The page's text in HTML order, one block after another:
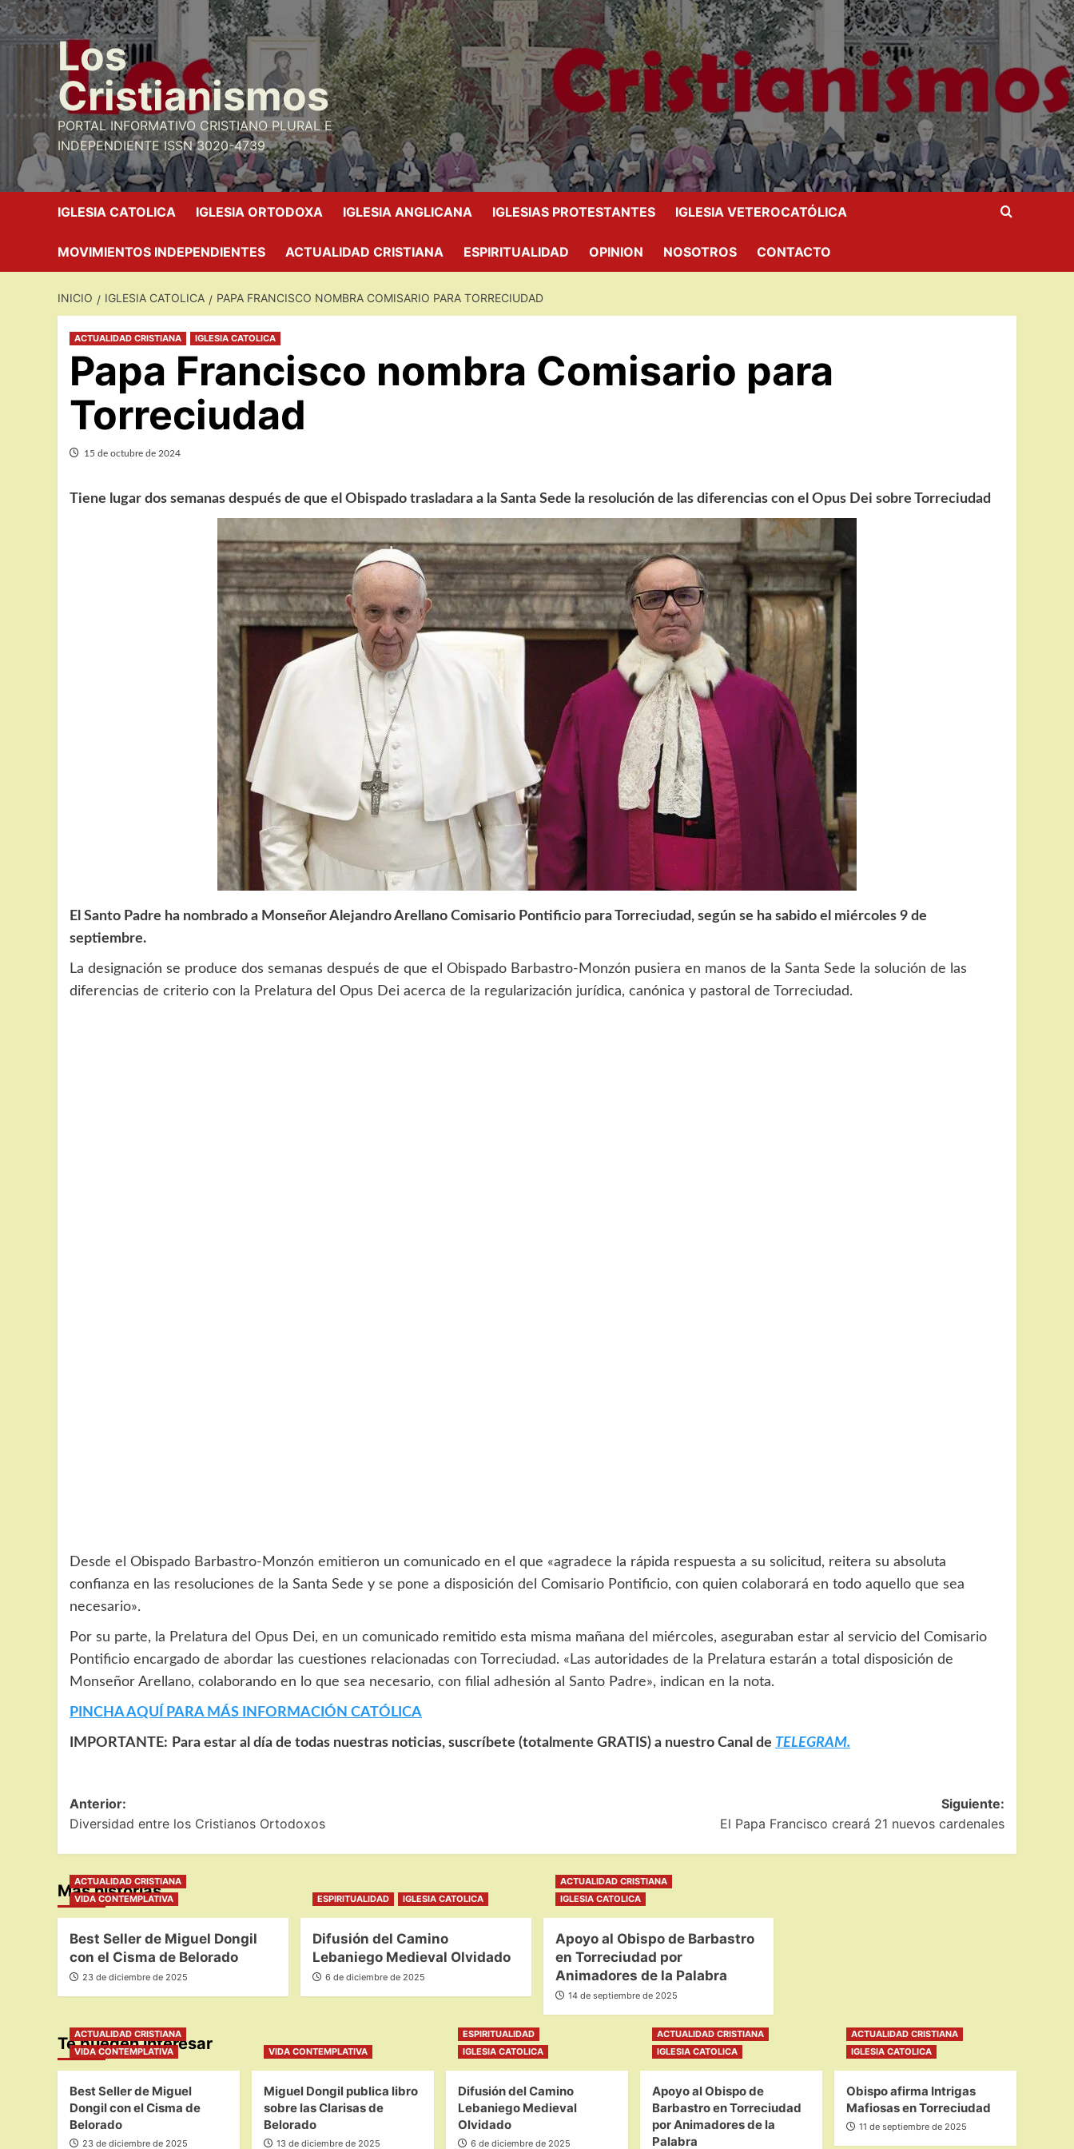
Saltar
al
contenido Los
Cristianismos
PORTAL INFORMATIVO CRISTIANO PLURAL E
INDEPENDIENTE ISSN 3020-4739
IGLESIA CATOLICA IGLESIA ORTODOXA IGLESIA ANGLICANA IGLESIAS PROTESTANTES IGLESIA VETEROCATÓLICA
MOVIMIENTOS INDEPENDIENTES ACTUALIDAD CRISTIANA ESPIRITUALIDAD OPINION NOSOTROS CONTACTO
INICIO IGLESIA CATOLICA PAPA FRANCISCO NOMBRA COMISARIO PARA TORRECIUDAD
ACTUALIDAD CRISTIANA IGLESIA CATOLICA
Papa Francisco nombra Comisario para
Torreciudad
15 de octubre de 2024
Tiene lugar dos semanas después de que el Obispado trasladara a la Santa Sede la resolución de las diferencias con el Opus Dei sobre Torreciudad
El Santo Padre ha nombrado a Monseñor Alejandro Arellano Comisario Pontificio para Torreciudad, según se ha sabido el miércoles 9 de
septiembre.
La designación se produce dos semanas después de que el Obispado Barbastro-Monzón pusiera en manos de la Santa Sede la solución de las
diferencias de criterio con la Prelatura del Opus Dei acerca de la regularización jurídica, canónica y pastoral de Torreciudad.
Desde el Obispado Barbastro-Monzón emitieron un comunicado en el que «agradece la rápida respuesta a su solicitud, reitera su absoluta
confianza en las resoluciones de la Santa Sede y se pone a disposición del Comisario Pontificio, con quien colaborará en todo aquello que sea
necesario».
Por su parte, la Prelatura del Opus Dei, en un comunicado remitido esta misma mañana del miércoles, aseguraban estar al servicio del Comisario
Pontificio encargado de abordar las cuestiones relacionadas con Torreciudad. «Las autoridades de la Prelatura estarán a total disposición de
Monseñor Arellano, colaborando en lo que sea necesario, con filial adhesión al Santo Padre», indican en la nota.
PINCHA AQUÍ PARA MÁS INFORMACIÓN CATÓLICA
IMPORTANTE: Para estar al día de todas nuestras noticias, suscríbete (totalmente GRATIS) a nuestro Canal de TELEGRAM.
Navegación
de
entradas
Anterior:
Diversidad entre los Cristianos Ortodoxos
Siguiente:
El Papa Francisco creará 21 nuevos cardenales
Más historias
ACTUALIDAD CRISTIANA
VIDA CONTEMPLATIVA
Best Seller de Miguel Dongil
con el Cisma de Belorado
23 de diciembre de 2025
ESPIRITUALIDAD IGLESIA CATOLICA
Difusión del Camino
Lebaniego Medieval Olvidado
6 de diciembre de 2025
ACTUALIDAD CRISTIANA
IGLESIA CATOLICA
Apoyo al Obispo de Barbastro
en Torreciudad por
Animadores de la Palabra
14 de septiembre de 2025
Te pueden interesar
ACTUALIDAD CRISTIANA
VIDA CONTEMPLATIVA
Best Seller de Miguel
Dongil con el Cisma de
Belorado
23 de diciembre de 2025
VIDA CONTEMPLATIVA
Miguel Dongil publica libro
sobre las Clarisas de
Belorado
13 de diciembre de 2025
ESPIRITUALIDAD
IGLESIA CATOLICA
Difusión del Camino
Lebaniego Medieval
Olvidado
6 de diciembre de 2025
ACTUALIDAD CRISTIANA
IGLESIA CATOLICA
Apoyo al Obispo de
Barbastro en Torreciudad
por Animadores de la
Palabra
ACTUALIDAD CRISTIANA
IGLESIA CATOLICA
Obispo afirma Intrigas
Mafiosas en Torreciudad
11 de septiembre de 2025